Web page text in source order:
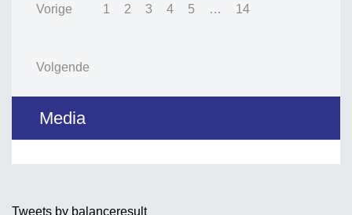
Vorige 1 2 3 4 5 … 14
Volgende
Media
Tweets by balanceresult